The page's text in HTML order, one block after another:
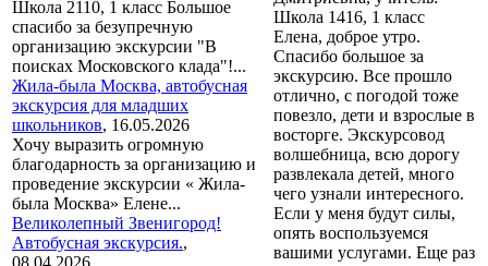
Школа 2110, 1 класс Большое
спасибо за безупречную
организацию экскурсии "В
поисках Московского клада"!...
Жила-была Москва, автобусная
экскурсия для младших
школьников, 16.05.2026
Хочу выразить огромную
благодарность за организацию и
проведение экскурсии « Жила-
была Москва» Елене...
Великолепный Звенигород!
Автобусная экскурсия.,
08.04.2026
Школа 1416, 1 класс
Елена, доброе утро.
Спасибо большое за
экскурсию. Все прошло
отлично, с погодой тоже
повезло, дети и взрослые в
восторге. Экскурсовод
волшебница, всю дорогу
развлекала детей, много
чего узнали интересного.
Если у меня будут силы,
опять воспользуемся
вашими услугами. Еще раз